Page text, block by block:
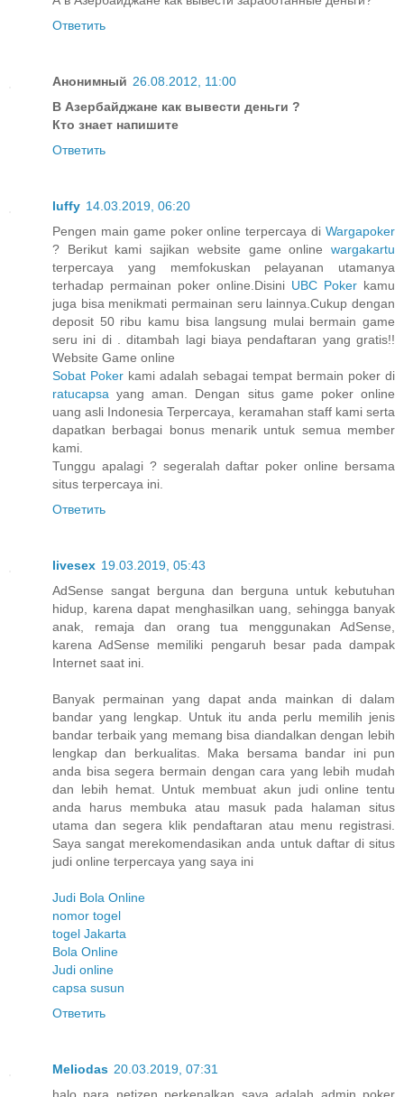
Ответить
Анонимный 26.08.2012, 11:00
В Азербайджане как вывести деньги ?
Кто знает напишите
Ответить
luffy 14.03.2019, 06:20
Pengen main game poker online terpercaya di Wargapoker
? Berikut kami sajikan website game online wargakartu
terpercaya yang memfokuskan pelayanan utamanya
terhadap permainan poker online.Disini UBC Poker kamu
juga bisa menikmati permainan seru lainnya.Cukup dengan
deposit 50 ribu kamu bisa langsung mulai bermain game
seru ini di . ditambah lagi biaya pendaftaran yang gratis!!
Website Game online
Sobat Poker kami adalah sebagai tempat bermain poker di
ratucapsa yang aman. Dengan situs game poker online
uang asli Indonesia Terpercaya, keramahan staff kami serta
dapatkan berbagai bonus menarik untuk semua member
kami.
Tunggu apalagi ? segeralah daftar poker online bersama
situs terpercaya ini.
Ответить
livesex 19.03.2019, 05:43
AdSense sangat berguna dan berguna untuk kebutuhan
hidup, karena dapat menghasilkan uang, sehingga banyak
anak, remaja dan orang tua menggunakan AdSense,
karena AdSense memiliki pengaruh besar pada dampak
Internet saat ini.
Banyak permainan yang dapat anda mainkan di dalam
bandar yang lengkap. Untuk itu anda perlu memilih jenis
bandar terbaik yang memang bisa diandalkan dengan lebih
lengkap dan berkualitas. Maka bersama bandar ini pun
anda bisa segera bermain dengan cara yang lebih mudah
dan lebih hemat. Untuk membuat akun judi online tentu
anda harus membuka atau masuk pada halaman situs
utama dan segera klik pendaftaran atau menu registrasi.
Saya sangat merekomendasikan anda untuk daftar di situs
judi online terpercaya yang saya ini
Judi Bola Online
nomor togel
togel Jakarta
Bola Online
Judi online
capsa susun
Ответить
Meliodas 20.03.2019, 07:31